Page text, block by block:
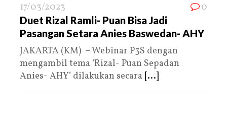
17/03/2023 0
Duet Rizal Ramli- Puan Bisa Jadi
Pasangan Setara Anies Baswedan- AHY
JAKARTA (KM) – Webinar P3S dengan
mengambil tema ‘Rizal- Puan Sepadan
Anies- AHY’ dilakukan secara [...]